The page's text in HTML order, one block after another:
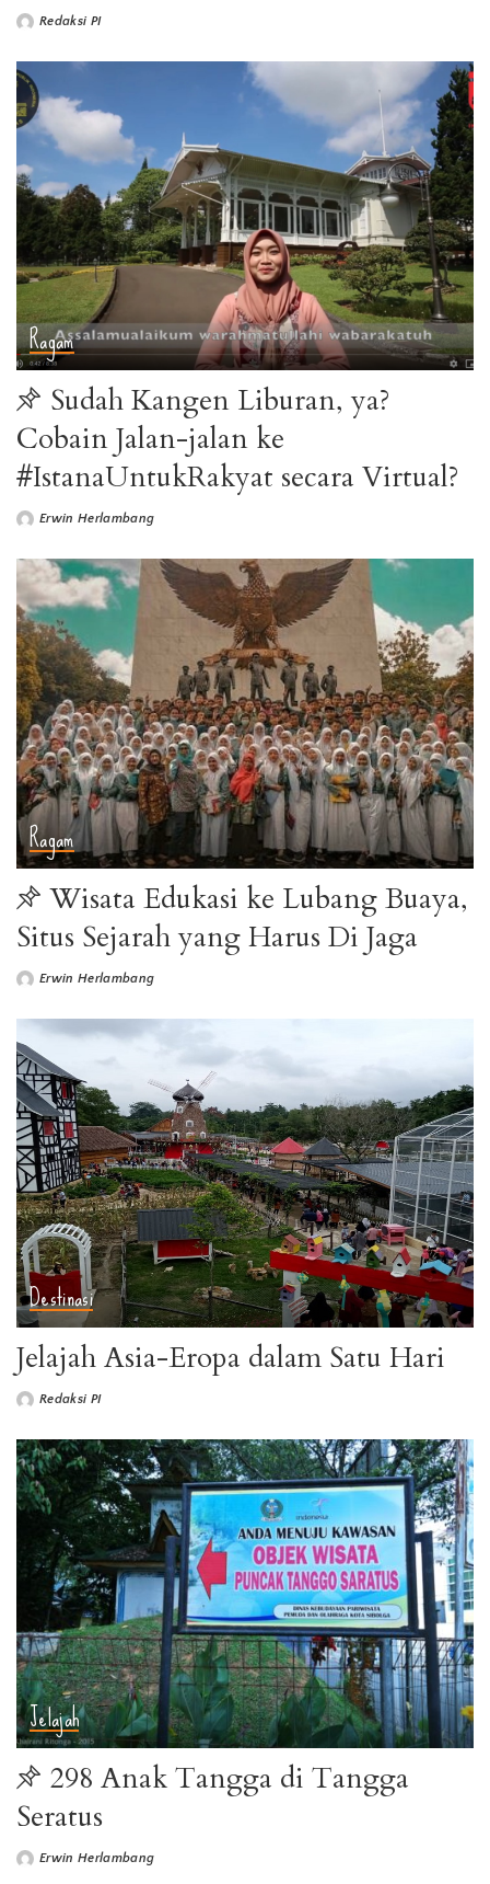
Redaksi PI
Ragam
Sudah Kangen Liburan, ya?
Cobain Jalan-jalan ke
#IstanaUntukRakyat secara Virtual?
Erwin Herlambang
Ragam
Wisata Edukasi ke Lubang Buaya,
Situs Sejarah yang Harus Di Jaga
Erwin Herlambang
Destinasi
Jelajah Asia-Eropa dalam Satu Hari
Redaksi PI
Jelajah
298 Anak Tangga di Tangga
Seratus
Erwin Herlambang